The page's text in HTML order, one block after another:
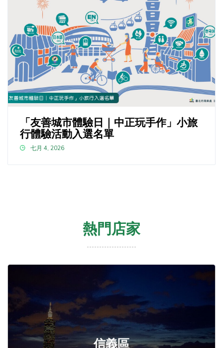
「友善城市體驗日｜中正玩手作」小旅
行體驗活動入選名單
七月 4, 2026
熱門店家
信義區